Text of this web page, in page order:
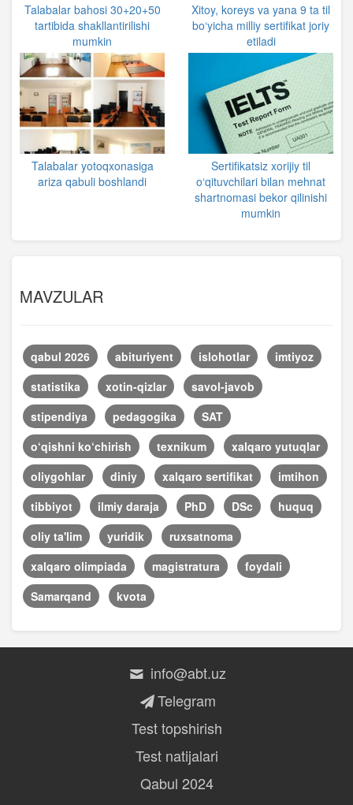
Talabalar bahosi 30+20+50
tartibida shakllantirilishi
mumkin
Xitoy, koreys va yana 9 ta til
bo‘yicha milliy sertifikat joriy
etiladi
Talabalar yotoqxonasiga
ariza qabuli boshlandi
Sertifikatsiz xorijiy til
o‘qituvchilari bilan mehnat
shartnomasi bekor qilinishi
mumkin
MAVZULAR
qabul 2026 abituriyent islohotlar
imtiyoz
statistika
xotin-qizlar
savol-javob
stipendiya
pedagogika
SAT
o‘qishni ko‘chirish
texnikum
xalqaro yutuqlar
oliygohlar
diniy xalqaro sertifikat
imtihon
tibbiyot
ilmiy daraja PhD DSc
huquq
oliy ta'lim
yuridik
ruxsatnoma
xalqaro olimpiada
magistratura
foydali
Samarqand
kvota
info@abt.uz
Telegram
Test topshirish
Test natijalari
Qabul 2024